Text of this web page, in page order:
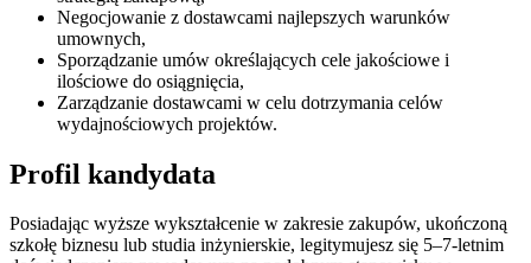
Negocjowanie z dostawcami najlepszych warunków
umownych,
Sporządzanie umów określających cele jakościowe i
ilościowe do osiągnięcia,
Zarządzanie dostawcami w celu dotrzymania celów
wydajnościowych projektów.
Profil kandydata
Posiadając wyższe wykształcenie w zakresie zakupów, ukończoną
szkołę biznesu lub studia inżynierskie, legitymujesz się 5–7-letnim